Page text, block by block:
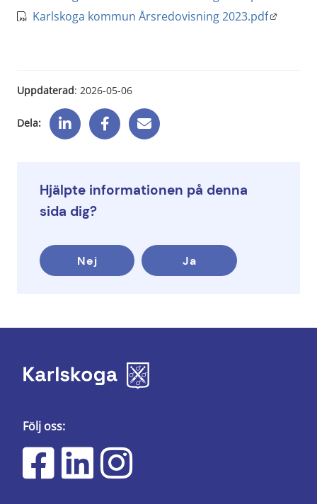
pdfKarlskoga kommun Årsredovisning 2023.pdfÖppnas
Uppdaterad: 2026-05-06
Dela:
Hjälpte informationen på denna
sida dig?
Nej Ja
Följ oss: